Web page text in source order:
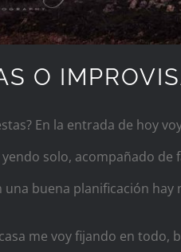
O
En la entrada de
solo, acompañado
buena planificación
me voy fijando en todo,